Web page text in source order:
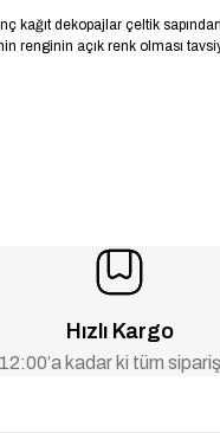
dekopajlar çeltik
renginin açık renk olması
Hızlı Kargo
12:00’a kadar ki tüm